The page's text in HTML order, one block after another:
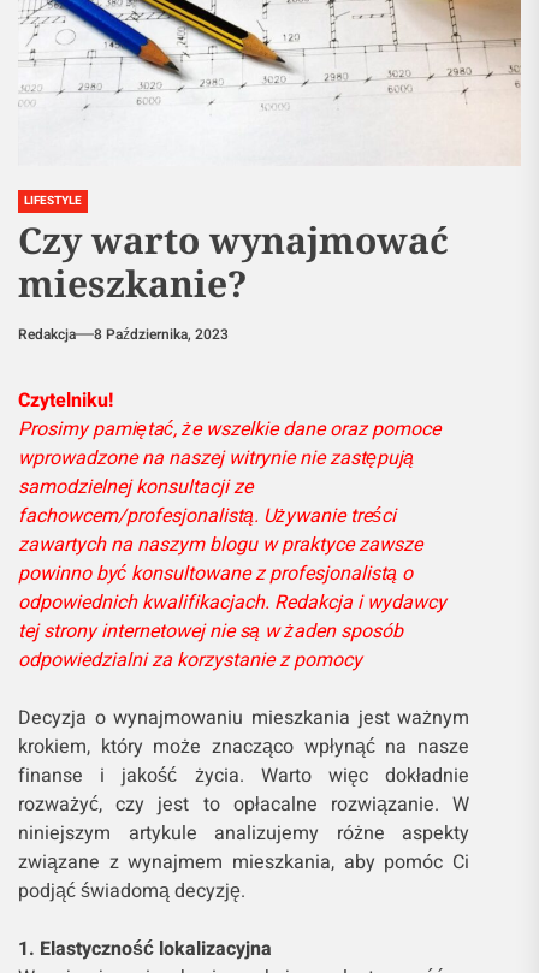
LIFESTYLE
Czy warto wynajmować
mieszkanie?
Redakcja 8 Października, 2023
Czytelniku!
Prosimy pamiętać, że wszelkie dane oraz pomoce
wprowadzone na naszej witrynie nie zastępują
samodzielnej konsultacji ze
fachowcem/profesjonalistą. Używanie treści
zawartych na naszym blogu w praktyce zawsze
powinno być konsultowane z profesjonalistą o
odpowiednich kwalifikacjach. Redakcja i wydawcy
tej strony internetowej nie są w żaden sposób
odpowiedzialni za korzystanie z pomocy
Decyzja o wynajmowaniu mieszkania jest ważnym
krokiem, który może znacząco wpłynąć na nasze
finanse i jakość życia. Warto więc dokładnie
rozważyć, czy jest to opłacalne rozwiązanie. W
niniejszym artykule analizujemy różne aspekty
związane z wynajmem mieszkania, aby pomóc Ci
podjąć świadomą decyzję.
1. Elastyczność lokalizacyjna